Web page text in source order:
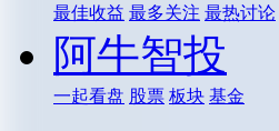
最佳收益 最多关注 最热讨论
阿牛智投
一起看盘 股票 板块 基金